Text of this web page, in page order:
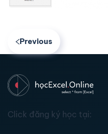
Previous
Click đăng ký học tại: